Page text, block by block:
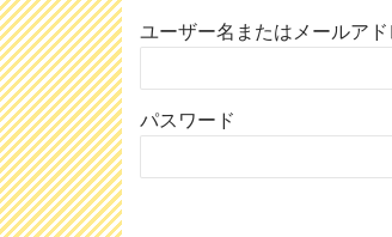
ユーザー名またはメールアド
パスワード